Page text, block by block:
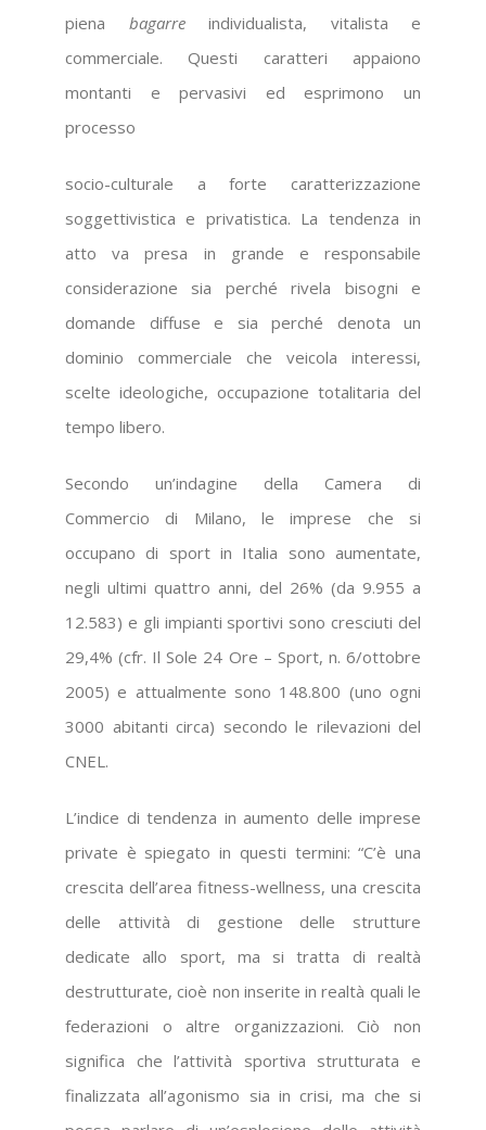
piena bagarreindividualista, vitalista e
commerciale. Questi caratteri appaiono
montanti e pervasivi ed esprimono un
processo
socio-culturale a forte caratterizzazione
soggettivistica e privatistica. La tendenza in
atto va presa in grande e responsabile
considerazione sia perché rivela bisogni e
domande diffuse e sia perché denota un
dominio commerciale che veicola interessi,
scelte ideologiche, occupazione totalitaria del
tempo libero.
Secondo un’indagine della Camera di
Commercio di Milano, le imprese che si
occupano di sport in Italia sono aumentate,
negli ultimi quattro anni, del 26% (da 9.955 a
12.583) e gli impianti sportivi sono cresciuti del
29,4% (cfr. Il Sole 24 Ore – Sport, n. 6/ottobre
2005) e attualmente sono 148.800 (uno ogni
3000 abitanti circa) secondo le rilevazioni del
CNEL.
L’indice di tendenza in aumento delle imprese
private è spiegato in questi termini: “C’è una
crescita dell’area fitness-wellness, una crescita
delle attività di gestione delle strutture
dedicate allo sport, ma si tratta di realtà
destrutturate, cioè non inserite in realtà quali le
federazioni o altre organizzazioni. Ciò non
significa che l’attività sportiva strutturata e
finalizzata all’agonismo sia in crisi, ma che si